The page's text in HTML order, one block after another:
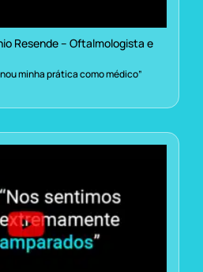
Resende – Oftalmologista e
minha prática como médico”